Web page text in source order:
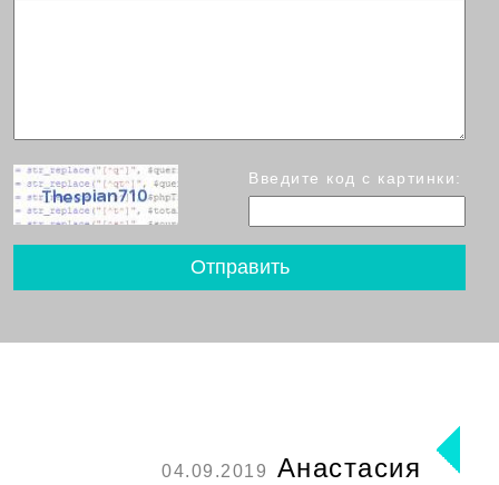
Введите код с картинки:
04.09.2019 Анастасия